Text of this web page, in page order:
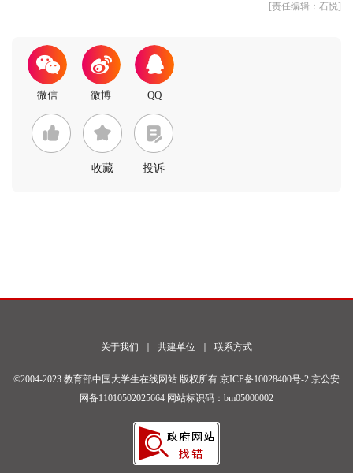
[责任编辑：石悦]
收藏 投诉
关于我们 ｜ 共建单位 ｜ 联系方式
©2004-2023 教育部中国大学生在线网站 版权所有 京ICP备10028400号-2 京公安
网备11010502025664 网站标识码：bm05000002